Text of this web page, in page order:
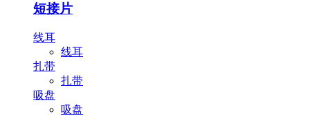
短接片
线耳
线耳
扎带
扎带
吸盘
吸盘